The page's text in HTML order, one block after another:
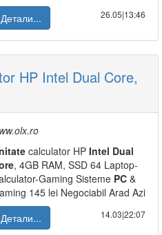
Детали...
26.05|13:46
HP Intel Dual Core,
calculator HP Intel Dual
, 4GB RAM, SSD 64 Laptop-
Gaming Sisteme PC &
145 lei Negociabil Arad Azi
Детали...
14.03|22:07